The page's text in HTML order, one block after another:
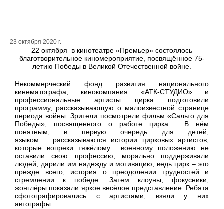
23 октября 2020 г.
22 октября в кинотеатре «Премьер» состоялось
благотворительное киномероприятие, посвящённое 75-
летию Победы в Великой Отечественной войне.
Некоммерческий фонд развития национального
кинематографа, кинокомпания «АТК-СТУДИО» и
профессиональные артисты цирка подготовили
программу, рассказывающую о малоизвестной странице
периода войны. Зрители посмотрели фильм «Сальто для
Победы», посвященного о работе цирка. В нём
понятным, в первую очередь для детей,
языком рассказываются истории цирковых артистов,
которые вопреки тяжёлому военному положению не
оставили свою профессию, морально поддерживали
людей, дарили им надежду и мотивацию, ведь цирк – это
прежде всего, история о преодолении трудностей и
стремлении к победе. Затем клоуны, фокусники,
жонглёры показали яркое весёлое представление. Ребята
сфотографировались с артистами, взяли у них
автографы.